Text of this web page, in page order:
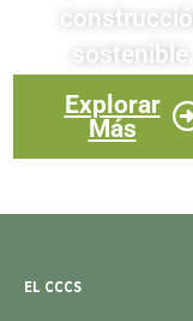
sostenible.
Explorar
Más
EL CCCS